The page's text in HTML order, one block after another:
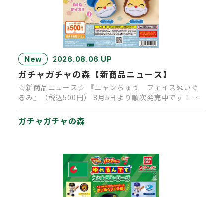
New 2026.08.06 UP
ガチャガチャの森【新商品ニュース】
☆新商品ニュース☆ 『ニャンちゅう フェイスぬいぐ
るみ』（税込500円） 8月5日より順次発売中です！ 大
人気キャラクタ…
ガチャガチャの森